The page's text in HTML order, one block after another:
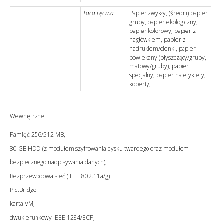
Taca ręczna
Papier zwykły, (średni) papier
gruby, papier ekologiczny,
papier kolorowy, papier z
nagłówkiem, papier z
nadrukiem/cienki, papier
powlekany (błyszczący/gruby,
matowy/gruby), papier
specjalny, papier na etykiety,
koperty,
Wewnętrzne:
Pamięć 256/512 MB,
80 GB HDD (z modułem szyfrowania dysku twardego oraz modułem
bezpiecznego nadpisywania danych),
Bezprzewodowa sieć (IEEE 802.11a/g),
PictBridge,
karta VM,
dwukierunkowy IEEE 1284/ECP,